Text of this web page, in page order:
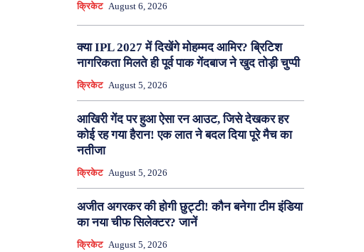
क्रिकेट August 6, 2026
क्या IPL 2027 में दिखेंगे मोहम्मद आमिर? ब्रिटिश
नागरिकता मिलते ही पूर्व पाक गेंदबाज ने खुद तोड़ी चुप्पी
क्रिकेट August 5, 2026
आखिरी गेंद पर हुआ ऐसा रन आउट, जिसे देखकर हर
कोई रह गया हैरान! एक लात ने बदल दिया पूरे मैच का
नतीजा
क्रिकेट August 5, 2026
अजीत अगरकर की होगी छुट्टी! कौन बनेगा टीम इंडिया
का नया चीफ सिलेक्टर? जानें
क्रिकेट August 5, 2026